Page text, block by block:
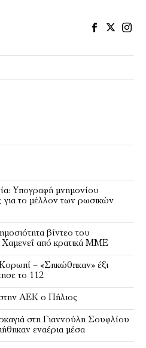
Υπογραφή μνημονίου
για το μέλλον των ρωσικών
βίντεο του
από κρατικά ΜΜΕ
– «Σηκώθηκαν» έξι
το 112
ΑΕΚ ο Πήλιος
στη Γιαννούλη Σουφλίου
εναέρια μέσα